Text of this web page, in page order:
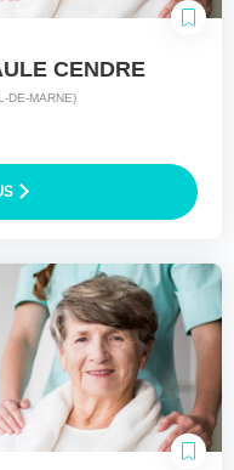
CENDRE
DE-MARNE)